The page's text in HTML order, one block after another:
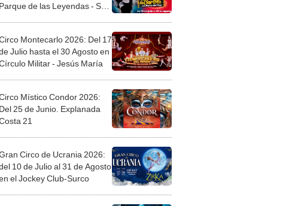
Parque de las Leyendas - San
Montecarlo 2026: Del 17
Julio hasta el 30 Agosto en
Militar - Jesús María
Místico Condor 2026:
Del 25 de Junio. Explanada
21
Circo de Ucrania 2026:
10 de Julio al 31 de Agosto
el Jockey Club-Surco